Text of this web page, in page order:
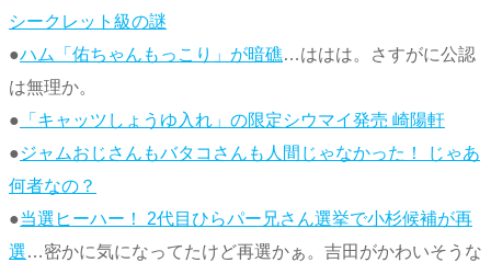
シークレット級の謎
●ハム「佑ちゃんもっこり」が暗礁…ははは。さすがに公認
は無理か。
● 「キャッツしょうゆ入れ」の限定シウマイ発売 崎陽軒
●ジャムおじさんもバタコさんも人間じゃなかった！ じゃあ
何者なの？
●当選ヒーハー！ 2代目ひらパー兄さん選挙で小杉候補が再
選…密かに気になってたけど再選かぁ。吉田がかわいそうな